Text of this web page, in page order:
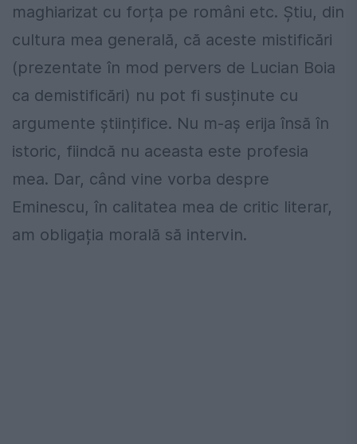
maghiarizat cu forța pe români etc. Știu, din
cultura mea generală, că aceste mistificări
(prezentate în mod pervers de Lucian Boia
ca demistificări) nu pot fi susținute cu
argumente științifice. Nu m-aș erija însă în
istoric, fiindcă nu aceasta este profesia
mea. Dar, când vine vorba despre
Eminescu, în calitatea mea de critic literar,
am obligația morală să intervin.